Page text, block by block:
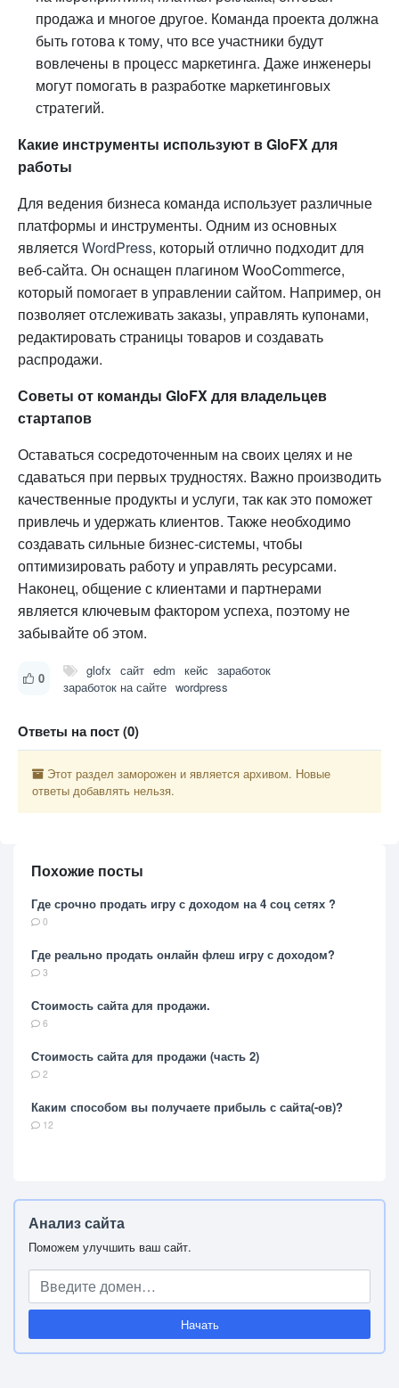
продажа и многое другое. Команда проекта должна
быть готова к тому, что все участники будут
вовлечены в процесс маркетинга. Даже инженеры
могут помогать в разработке маркетинговых
стратегий.
Какие инструменты используют в GloFX для
работы
Для ведения бизнеса команда использует различные
платформы и инструменты. Одним из основных
является WordPress, который отлично подходит для
веб-сайта. Он оснащен плагином WooCommerce,
который помогает в управлении сайтом. Например, он
позволяет отслеживать заказы, управлять купонами,
редактировать страницы товаров и создавать
распродажи.
Советы от команды GloFX для владельцев
стартапов
Оставаться сосредоточенным на своих целях и не
сдаваться при первых трудностях. Важно производить
качественные продукты и услуги, так как это поможет
привлечь и удержать клиентов. Также необходимо
создавать сильные бизнес-системы, чтобы
оптимизировать работу и управлять ресурсами.
Наконец, общение с клиентами и партнерами
является ключевым фактором успеха, поэтому не
забывайте об этом.
0 glofx сайт edm кейс заработок
заработок на сайте wordpress
Ответы на пост (0)
Этот раздел заморожен и является архивом. Новые
ответы добавлять нельзя.
Похожие посты
Где срочно продать игру с доходом на 4 соц сетях ?
0
Где реально продать онлайн флеш игру с доходом?
3
Стоимость сайта для продажи.
6
Стоимость сайта для продажи (часть 2)
2
Каким способом вы получаете прибыль с сайта(-ов)?
12
Анализ сайта
Поможем улучшить ваш сайт.
Начать